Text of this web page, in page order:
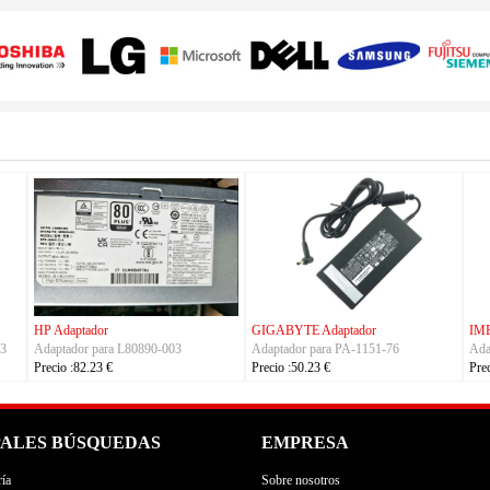
HUAWEI Adaptador
Adaptador para S190126D1D
Precio :40.23 €
TRIMBLE Adaptador
Adaptador para
Charger_Dual_Battery_Slot
BÚSQUEDAS EMPRESA
Sobre nosotros